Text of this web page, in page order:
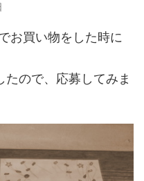
お買い物をした時に
ので、応募してみま